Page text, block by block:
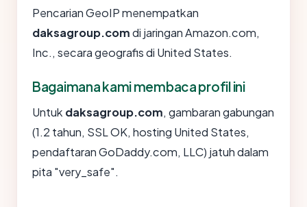
Pencarian GeoIP menempatkan
daksagroup.comdi jaringan Amazon.com,
Inc., secara geografis di United States.
Bagaimana kami membaca profil ini
Untuk daksagroup.com, gambaran gabungan
(1.2 tahun, SSL OK, hosting United States,
pendaftaran GoDaddy.com, LLC) jatuh dalam
pita "very_safe".